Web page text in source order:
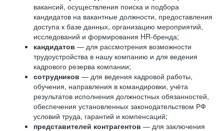
вакансий, осуществления поиска и подбора
кандидатов на вакантные должности, предоставления
доступа к базе данных, организацию мероприятий,
исследований и формирования HR-бренда;
кандидатов — для рассмотрения возможности
трудоустройства в нашу компанию и для ведения
кадрового резерва компании;
сотрудников — для ведения кадровой работы,
обучения, направления в командировки, учёта
результатов исполнения должностных обязанностей,
обеспечения установленных законодательством РФ
условий труда, гарантий и компенсаций;
представителей контрагентов — для заключения